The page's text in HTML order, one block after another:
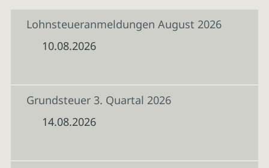
Lohnsteueranmeldungen August 2026
10.08.2026
Grundsteuer 3. Quartal 2026
14.08.2026